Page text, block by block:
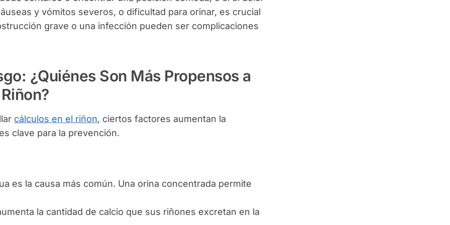
y vómitos severos, o dificultad para orinar, es crucial
grave o una infección pueden ser complicaciones
¿Quiénes Son Más Propensos a
cálculos en el riñon, ciertos factores aumentan la
clave para la prevención.
es la causa más común. Una orina concentrada permite
la cantidad de calcio que sus riñones excretan en la